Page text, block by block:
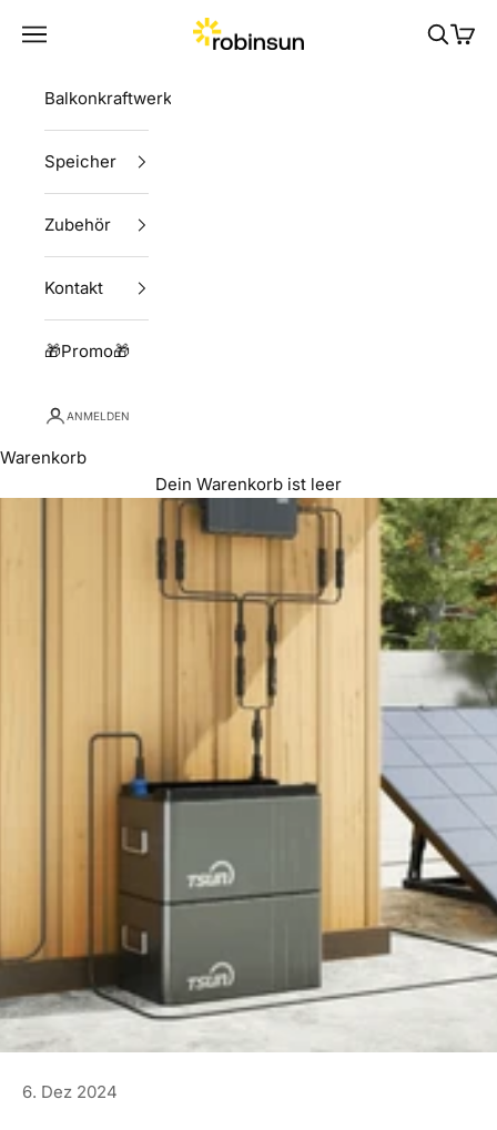
Robinsun
Menü Suchen
Balkonkraftwerke
Speicher
Zubehör
Kontakt
🎁Promo🎁
ANMELDEN
Warenkorb
Dein Warenkorb ist leer
6. Dez 2024